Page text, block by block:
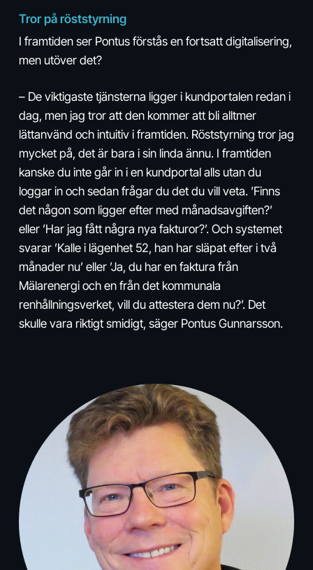
Tror på röststyrning
I framtiden ser Pontus förstås en fortsatt digitalisering,
men utöver det?
– De viktigaste tjänsterna ligger i kundportalen redan i
dag, men jag tror att den kommer att bli alltmer
lättanvänd och intuitiv i framtiden. Röststyrning tror jag
mycket på, det är bara i sin linda ännu. I framtiden
kanske du inte går in i en kundportal alls utan du
loggar in och sedan frågar du det du vill veta. ’Finns
det någon som ligger efter med månadsavgiften?’
eller ’Har jag fått några nya fakturor?’. Och systemet
svarar ’Kalle i lägenhet 52, han har släpat efter i två
månader nu’ eller ’Ja, du har en faktura från
Mälarenergi och en från det kommunala
renhållningsverket, vill du attestera dem nu?’. Det
skulle vara riktigt smidigt, säger Pontus Gunnarsson.